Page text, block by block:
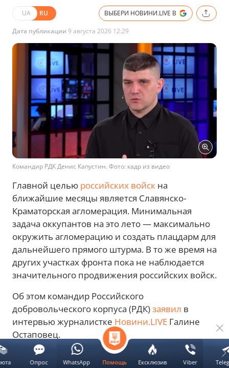
UA RU ВЫБЕРИ НОВИНИ.LIVE В
Дата публикации 9 августа 2026 12:29
Командир РДК Денис Капустин. Фото: кадр из видео
Главной целью российских войск на
ближайшие месяцы является Славянско-
Краматорская агломерация. Минимальная
задача оккупантов на это лето — максимально
окружить агломерацию и создать плацдарм для
дальнейшего прямого штурма. В то же время на
других участках фронта пока не наблюдается
значительного продвижения российских войск.
Об этом командир Российского
добровольческого корпуса (РДК)заявил в
интервью журналистке Новини.LIVE Галине
Остаповец.
Реклама Помощь Ексклюзив Viber
Опрос WhatsApp